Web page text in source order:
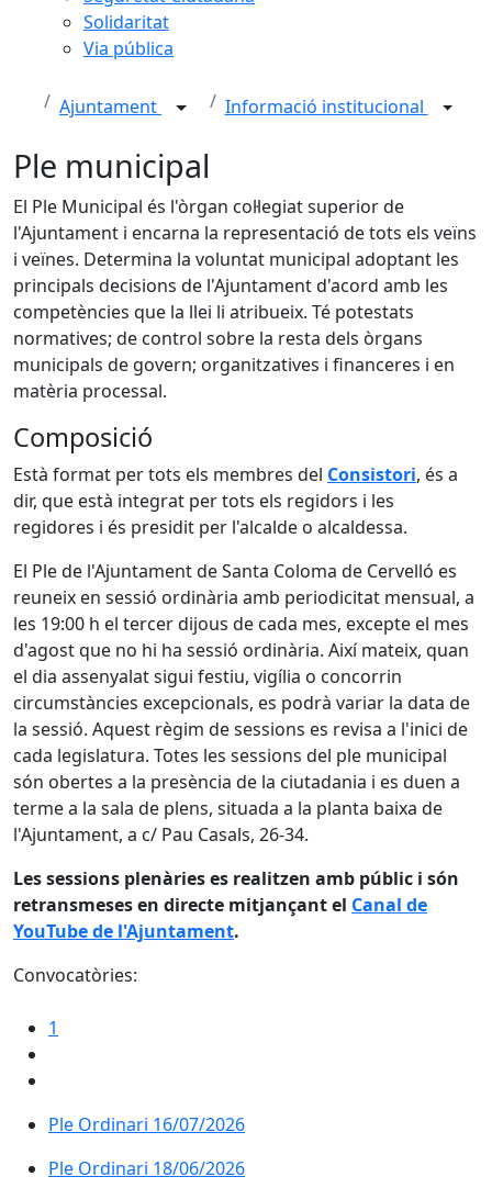
Solidaritat
Via pública
Ajuntament Informació institucional
Ple municipal
El Ple Municipal és l'òrgan col·legiat superior de
l'Ajuntament i encarna la representació de tots els veïns
i veïnes. Determina la voluntat municipal adoptant les
principals decisions de l'Ajuntament d'acord amb les
competències que la llei li atribueix. Té potestats
normatives; de control sobre la resta dels òrgans
municipals de govern; organitzatives i financeres i en
matèria processal.
Composició
Està format per tots els membres del Consistori, és a
dir, que està integrat per tots els regidors i les
regidores i és presidit per l'alcalde o alcaldessa.
El Ple de l'Ajuntament de Santa Coloma de Cervelló es
reuneix en sessió ordinària amb periodicitat mensual, a
les 19:00 h el tercer dijous de cada mes, excepte el mes
d'agost que no hi ha sessió ordinària. Així mateix, quan
el dia assenyalat sigui festiu, vigília o concorrin
circumstàncies excepcionals, es podrà variar la data de
la sessió. Aquest règim de sessions es revisa a l'inici de
cada legislatura. Totes les sessions del ple municipal
són obertes a la presència de la ciutadania i es duen a
terme a la sala de plens, situada a la planta baixa de
l'Ajuntament, a c/ Pau Casals, 26-34.
Les sessions plenàries es realitzen amb públic i són
retransmeses en directe mitjançant el Canal de
YouTube de l'Ajuntament.
Convocatòries:
1
Ple Ordinari 16/07/2026
Ple Ordinari 18/06/2026